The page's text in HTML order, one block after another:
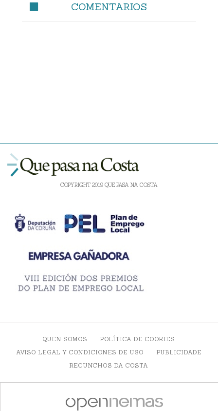
COMENTARIOS
COPYRIGHT 2019 QUE PASA NA COSTA
QUEN SOMOS
POLÍTICA DE COOKIES
AVISO LEGAL Y CONDICIONES DE USO
PUBLICIDADE
RECUNCHOS DA COSTA